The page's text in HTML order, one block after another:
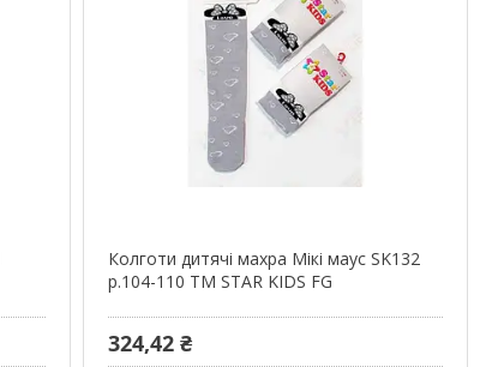
Колготи дитячі махра Мікі маус SK132
р.104-110 ТМ STAR KIDS FG
324,42 ₴